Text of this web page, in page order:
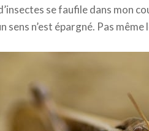
se faufile dans mon
sens n’est épargné. Pas